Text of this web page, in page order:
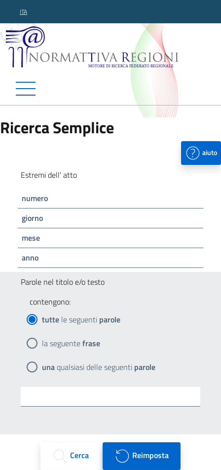
ITA
Normattiva Regioni -
Ricerca Semplice
aiuto
Estremi dell' atto
numero
giorno
mese
anno
Parole nel titolo e/o testo
contengono:
tutte le seguenti parole
la seguentefrase
unaqualsiasi delle seguenti parole
Cerca Reimposta